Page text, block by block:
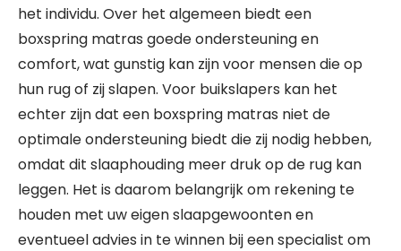
het individu. Over het algemeen biedt een
boxspring matras goede ondersteuning en
comfort, wat gunstig kan zijn voor mensen die op
hun rug of zij slapen. Voor buikslapers kan het
echter zijn dat een boxspring matras niet de
optimale ondersteuning biedt die zij nodig hebben,
omdat dit slaaphouding meer druk op de rug kan
leggen. Het is daarom belangrijk om rekening te
houden met uw eigen slaapgewoonten en
eventueel advies in te winnen bij een specialist om